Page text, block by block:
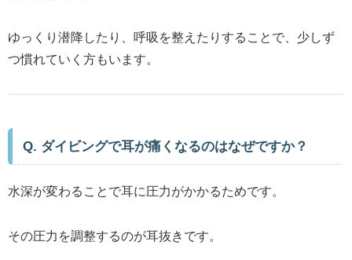
ゆっくり潜降したり、呼吸を整えたりすることで、少しず
つ慣れていく方もいます。
Q. ダイビングで耳が痛くなるのはなぜですか？
水深が変わることで耳に圧力がかかるためです。
その圧力を調整するのが耳抜きです。